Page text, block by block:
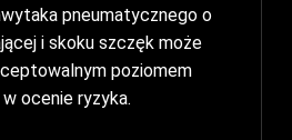
pneumatycznego o
i skoku szczęk może
poziomem
ocenie ryzyka.